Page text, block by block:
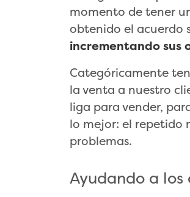
momento de tener
obtenido el acuerdo
incrementando sus
Categóricamente
la venta a nuestro
liga para vender,
lo mejor: el repetido
problemas.
Ayudando a